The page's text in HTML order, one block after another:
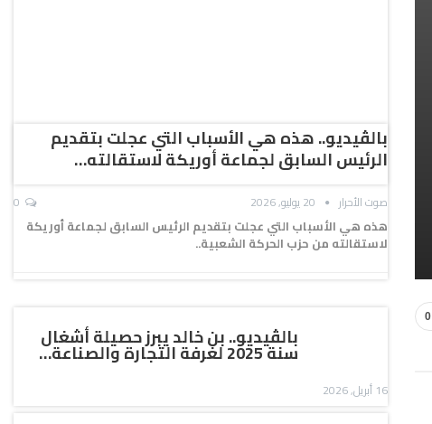
0
بالڤيديو.. هذه هي الأسباب التي عجلت بتقديم
الرئيس السابق لجماعة أوريكة لاستقالته…
صوت الأحرار 20 يوليو, 2026
هذه هي الأسباب التي عجلت بتقديم الرئيس السابق لجماعة أوريكة
لاستقالته من حزب الحركة الشعبية..
بالڤيديو.. بن خالد يبرز حصيلة أشغال
سنة 2025 لغرفة التجارة والصناعة…
16 أبريل, 2026